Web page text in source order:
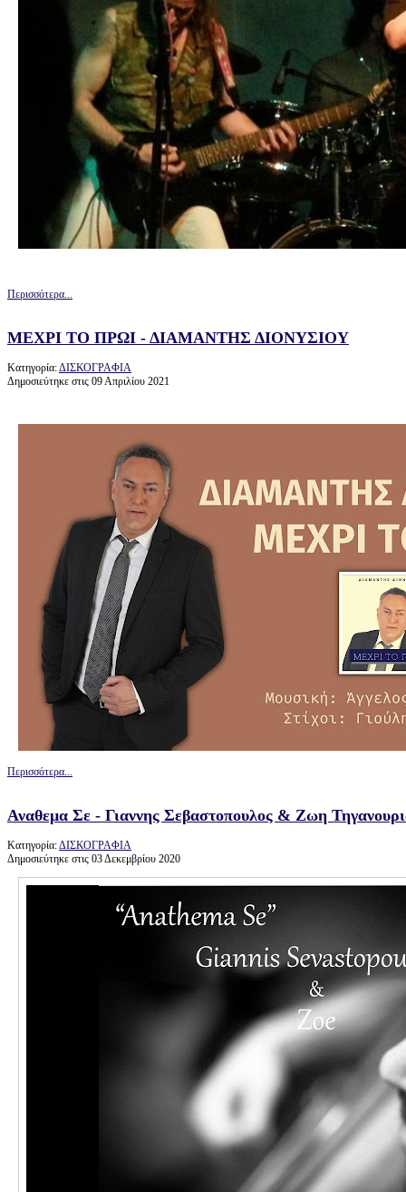
Περισσότερα...
ΜΕΧΡΙ ΤΟ ΠΡΩΙ - ΔΙΑΜΑΝΤΗΣ ΔΙΟΝΥΣΙΟΥ
Κατηγορία:ΔΙΣΚΟΓΡΑΦΙΑ
Δημοσιεύτηκε στις 09 Απριλίου 2021
Περισσότερα...
Αναθεμα Σε - Γιαννης Σεβαστοπουλος & Ζωη
Κατηγορία:ΔΙΣΚΟΓΡΑΦΙΑ
Δημοσιεύτηκε στις 03 Δεκεμβρίου 2020